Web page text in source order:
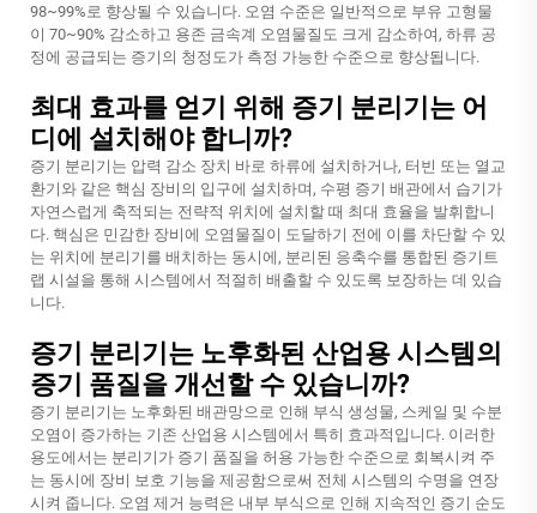
98~99%로 향상될 수 있습니다. 오염 수준은 일반적으로 부유 고형물
이 70~90% 감소하고 용존 금속계 오염물질도 크게 감소하여, 하류 공
정에 공급되는 증기의 청정도가 측정 가능한 수준으로 향상됩니다.
최대 효과를 얻기 위해 증기 분리기는 어
디에 설치해야 합니까?
증기 분리기는 압력 감소 장치 바로 하류에 설치하거나, 터빈 또는 열교
환기와 같은 핵심 장비의 입구에 설치하며, 수평 증기 배관에서 습기가
자연스럽게 축적되는 전략적 위치에 설치할 때 최대 효율을 발휘합니
다. 핵심은 민감한 장비에 오염물질이 도달하기 전에 이를 차단할 수 있
는 위치에 분리기를 배치하는 동시에, 분리된 응축수를 통합된 증기트
랩 시설을 통해 시스템에서 적절히 배출할 수 있도록 보장하는 데 있습
니다.
증기 분리기는 노후화된 산업용 시스템의
증기 품질을 개선할 수 있습니까?
증기 분리기는 노후화된 배관망으로 인해 부식 생성물, 스케일 및 수분
오염이 증가하는 기존 산업용 시스템에서 특히 효과적입니다. 이러한
용도에서는 분리기가 증기 품질을 허용 가능한 수준으로 회복시켜 주
는 동시에 장비 보호 기능을 제공함으로써 전체 시스템의 수명을 연장
시켜 줍니다. 오염 제거 능력은 내부 부식으로 인해 지속적인 증기 순도